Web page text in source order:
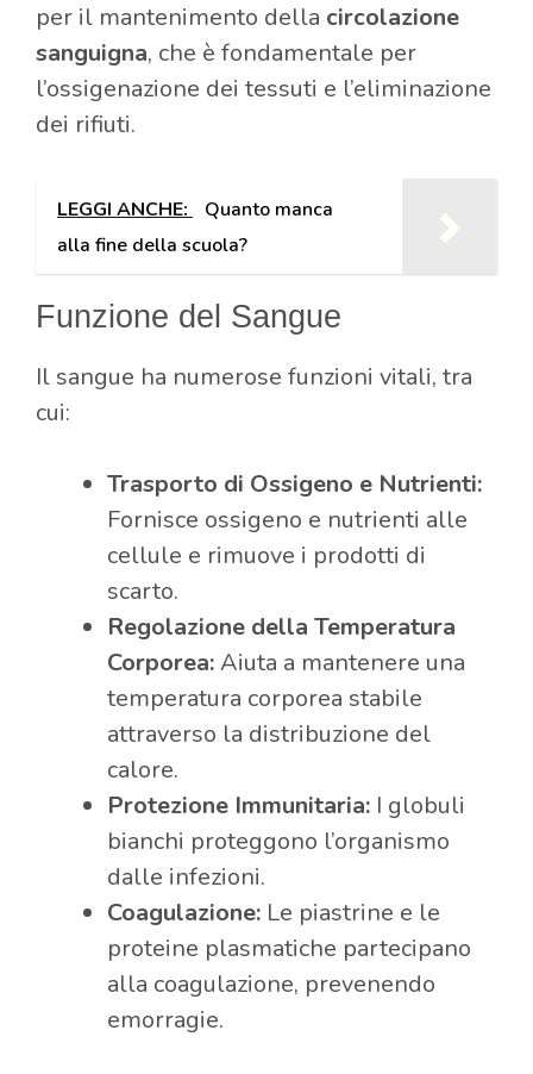
per il mantenimento della circolazione
sanguigna, che è fondamentale per
l’ossigenazione dei tessuti e l’eliminazione
dei rifiuti.
LEGGI ANCHE:
Quanto manca
alla fine della scuola?
Funzione del Sangue
Il sangue ha numerose funzioni vitali, tra
cui:
Trasporto di Ossigeno e Nutrienti:
Fornisce ossigeno e nutrienti alle
cellule e rimuove i prodotti di
scarto.
Regolazione della Temperatura
Corporea:Aiuta a mantenere una
temperatura corporea stabile
attraverso la distribuzione del
calore.
Protezione Immunitaria: I globuli
bianchi proteggono l’organismo
dalle infezioni.
Coagulazione: Le piastrine e le
proteine plasmatiche partecipano
alla coagulazione, prevenendo
emorragie.